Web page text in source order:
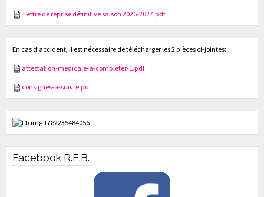
Lettre de reprise définitive saison 2026-2027.pdf
En cas d'accident, il est nécessaire de télécharger les 2 pièces ci-jointes:
attestation-medicale-a-completer-1.pdf
consignes-a-suivre.pdf
Facebook R.E.B.